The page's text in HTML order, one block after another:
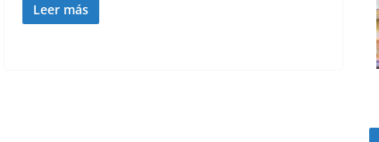
Leer más